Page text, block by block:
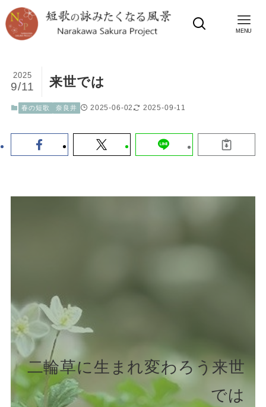
MENU
来世では
2025
9/11
春の短歌 奈良井 2025-06-02 2025-09-11
二輪草に生まれ変わろう来世
では